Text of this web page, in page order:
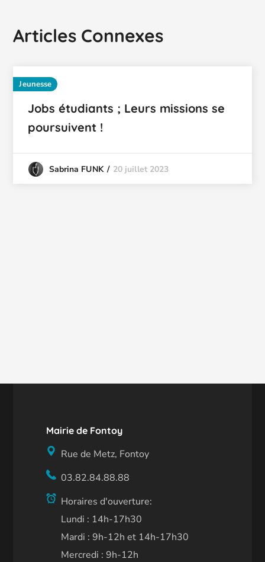
Articles Connexes
Jeunesse
Jobs étudiants ; Leurs missions se
poursuivent !
Sabrina FUNK 20 juillet 2023
Mairie de Fontoy
Rue de Metz, Fontoy
03.82.84.88.88
Horaires d'ouverture:
Lundi : 14h-17h30
Mardi : 9h-12h et 14h-17h30
Mercredi : 9h-12h